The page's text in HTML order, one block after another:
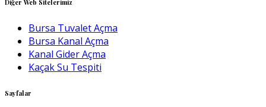
Diğer Web Sitelerimiz
Bursa Tuvalet Açma
Bursa Kanal Açma
Kanal Gider Açma
Kaçak Su Tespiti
Sayfalar